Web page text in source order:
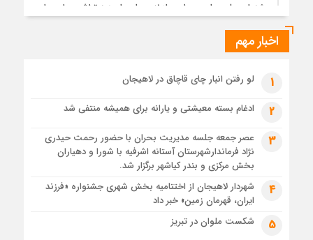
جشنواره ملی چای، حمایت از لاهیجان یا هزینه‌تراشی برای چای
1 ماه قبل
1 ماه قبل
رئوف
تصاویر هوایی مراسم تشییع پیکر مطهر آقای شهید ایران – مشهد
مراسم تشییع پیکر مطهر آقای شهید ایران – مشهد
تصاویری از تراکم جمعیت حاضر در میدان ثورهالعشرین نجف
اشرف
اخبار مهم
1 لو رفتن انبار چای قاچاق در لاهیجان
2 ادغام بسته معیشتی و یارانه برای همیشه منتفی شد
3
عصر جمعه جلسه مدیریت بحران با حضور رحمت حیدری
نژاد فرماندارشهرستان آستانه اشرفیه با شورا و دهیاران
بخش مرکزی و بندر کیاشهر برگزار شد.
4
شهردار لاهیجان از اختتامیه بخش شهری جشنواره «فرزند
ایران، قهرمان زمین» خبر داد
5 شکست ملوان در تبریز